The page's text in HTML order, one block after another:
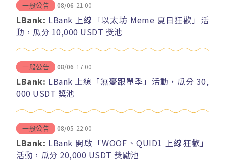
一般公告 08/06 21:00
LBank: LBank 上線「以太坊 Meme 夏日狂歡」活
動，瓜分 10,000 USDT 獎池
一般公告 08/06 17:00
LBank: LBank 上線「無憂跟單季」活動，瓜分 30,
000 USDT 獎池
一般公告 08/05 22:00
LBank: LBank 開啟「WOOF、QUID1 上線狂歡」
活動，瓜分 20,000 USDT 獎勵池